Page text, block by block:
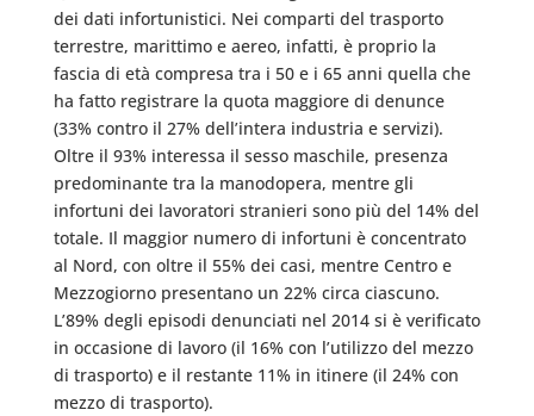
dei dati infortunistici. Nei comparti del trasporto
terrestre, marittimo e aereo, infatti, è proprio la
fascia di età compresa tra i 50 e i 65 anni quella che
ha fatto registrare la quota maggiore di denunce
(33% contro il 27% dell’intera industria e servizi).
Oltre il 93% interessa il sesso maschile, presenza
predominante tra la manodopera, mentre gli
infortuni dei lavoratori stranieri sono più del 14% del
totale. Il maggior numero di infortuni è concentrato
al Nord, con oltre il 55% dei casi, mentre Centro e
Mezzogiorno presentano un 22% circa ciascuno.
L’89% degli episodi denunciati nel 2014 si è verificato
in occasione di lavoro (il 16% con l’utilizzo del mezzo
di trasporto) e il restante 11% in itinere (il 24% con
mezzo di trasporto).